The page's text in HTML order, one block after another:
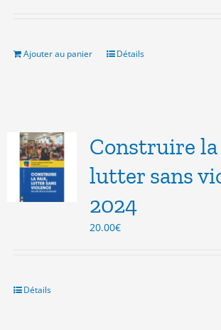
Ajouter au panier Détails
Construire la
lutter sans
2024
20.00€
Détails